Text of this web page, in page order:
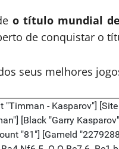
o título mundial
de conquistar o
seus melhores